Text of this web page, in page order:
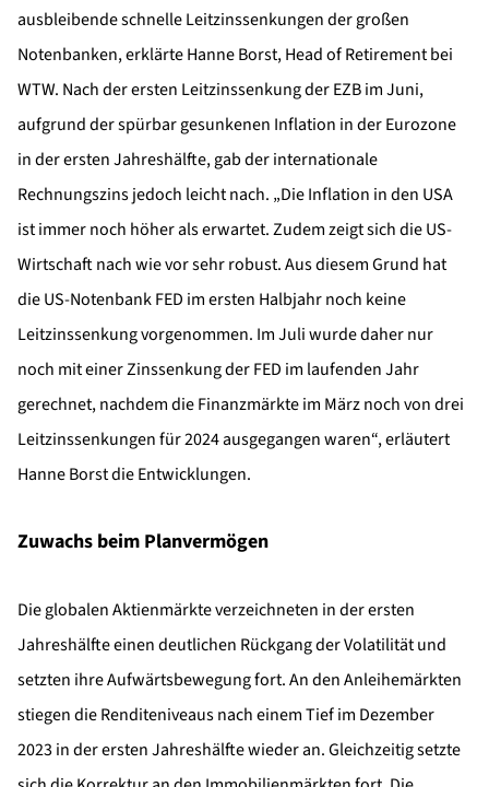
ausbleibende schnelle Leitzinssenkungen der großen
Notenbanken, erklärte Hanne Borst, Head of Retirement bei
WTW. Nach der ersten Leitzinssenkung der EZB im Juni,
aufgrund der spürbar gesunkenen Inflation in der Eurozone
in der ersten Jahreshälfte, gab der internationale
Rechnungszins jedoch leicht nach. „Die Inflation in den USA
ist immer noch höher als erwartet. Zudem zeigt sich die US-
Wirtschaft nach wie vor sehr robust. Aus diesem Grund hat
die US-Notenbank FED im ersten Halbjahr noch keine
Leitzinssenkung vorgenommen. Im Juli wurde daher nur
noch mit einer Zinssenkung der FED im laufenden Jahr
gerechnet, nachdem die Finanzmärkte im März noch von drei
Leitzinssenkungen für 2024 ausgegangen waren“, erläutert
Hanne Borst die Entwicklungen.
Zuwachs beim Planvermögen
Die globalen Aktienmärkte verzeichneten in der ersten
Jahreshälfte einen deutlichen Rückgang der Volatilität und
setzten ihre Aufwärtsbewegung fort. An den Anleihemärkten
stiegen die Renditeniveaus nach einem Tief im Dezember
2023 in der ersten Jahreshälfte wieder an. Gleichzeitig setzte